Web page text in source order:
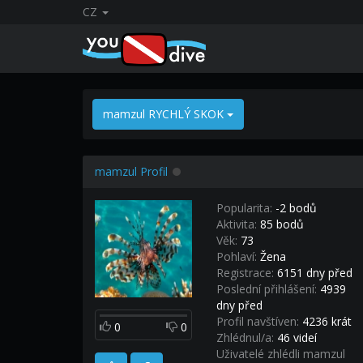
CZ
mamzul RYCHLÝ SKOK
mamzul Profil
0 0
Popularita: -2 bodů
Aktivita: 85 bodů
Věk: 73
Pohlaví: Žena
Registrace: 6151 dny před
Poslední přihlášení: 4939
dny před
Profil navštíven: 4236 krát
Zhlédnul/a: 46 videí
Uživatelé zhlédli mamzul